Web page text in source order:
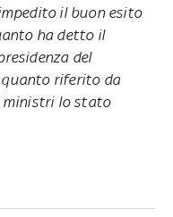
il buon esito
ha detto il
del
quanto riferito da
ministri lo stato